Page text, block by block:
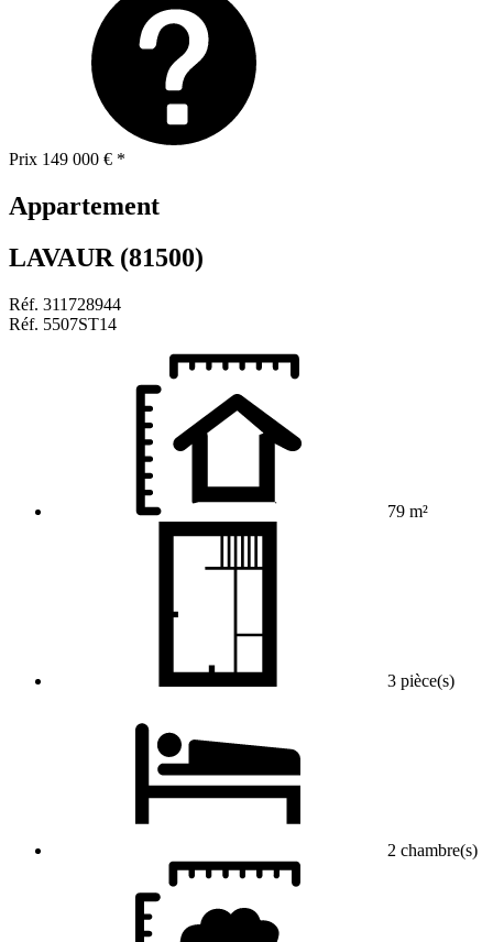
Prix 149 000 € *
Appartement
LAVAUR (81500)
Réf. 311728944
Réf. 5507ST14
79 m²
3 pièce(s)
2 chambre(s)